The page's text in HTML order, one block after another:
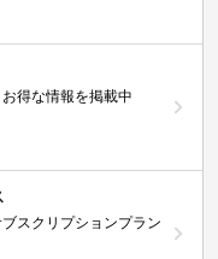
得な情報を掲載中
スクリプションプラン